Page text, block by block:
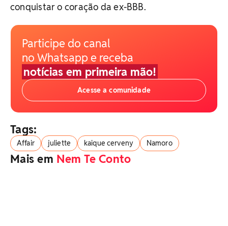
conquistar o coração da ex-BBB.
Participe do canal
no Whatsapp e receba
notícias em primeira mão!
Acesse a comunidade
Tags:
Affair juliette kaique cerveny Namoro
Mais em Nem Te Conto